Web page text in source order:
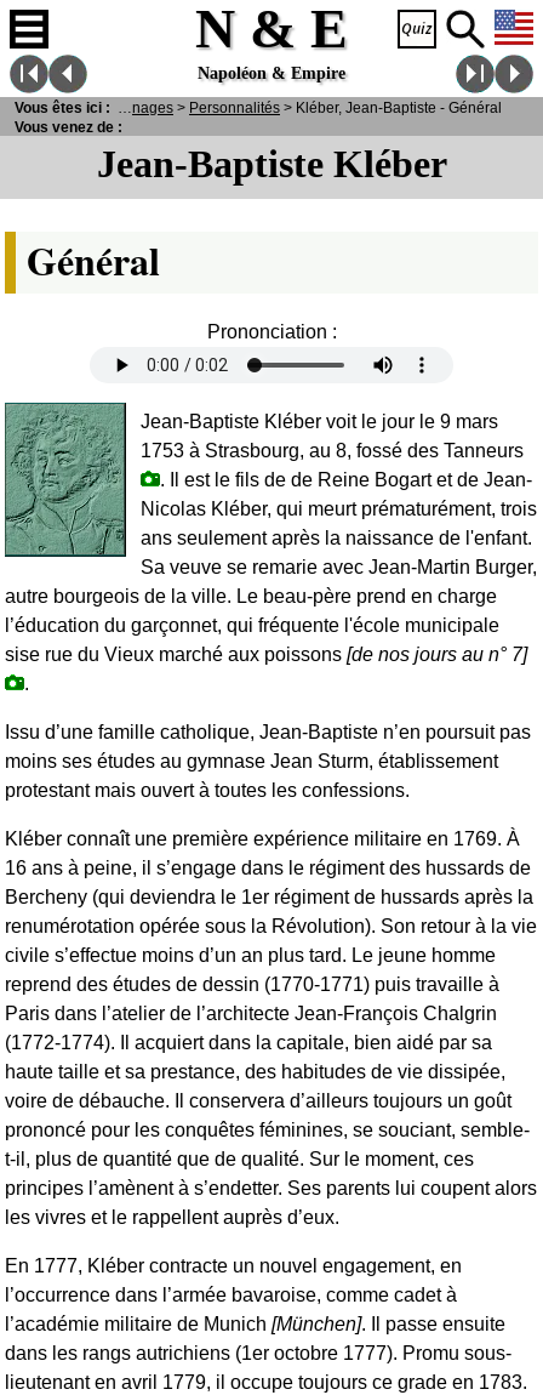
N & E
Napoléon & Empire
Jean-Baptiste Kléber
Général
Prononciation :
Jean-Baptiste Kléber voit le jour le 9 mars
1753 à Strasbourg, au 8, fossé des Tanneurs
. Il est le fils de de Reine Bogart et de Jean-
Nicolas Kléber, qui meurt prématurément, trois
ans seulement après la naissance de l'enfant.
Sa veuve se remarie avec Jean-Martin Burger,
autre bourgeois de la ville. Le beau-père prend en charge
l’éducation du garçonnet, qui fréquente l'école municipale
sise rue du Vieux marché aux poissons [de nos jours au n° 7]
.
Issu d’une famille catholique, Jean-Baptiste n’en poursuit pas
moins ses études au gymnase Jean Sturm, établissement
protestant mais ouvert à toutes les confessions.
Kléber connaît une première expérience militaire en 1769. À
16 ans à peine, il s’engage dans le régiment des hussards de
Bercheny (qui deviendra le 1er régiment de hussards après la
renumérotation opérée sous la Révolution). Son retour à la vie
civile s’effectue moins d’un an plus tard. Le jeune homme
reprend des études de dessin (1770-1771) puis travaille à
Paris dans l’atelier de l’architecte Jean-François Chalgrin
(1772-1774). Il acquiert dans la capitale, bien aidé par sa
haute taille et sa prestance, des habitudes de vie dissipée,
voire de débauche. Il conservera d’ailleurs toujours un goût
prononcé pour les conquêtes féminines, se souciant, semble-
t-il, plus de quantité que de qualité. Sur le moment, ces
principes l’amènent à s’endetter. Ses parents lui coupent alors
les vivres et le rappellent auprès d’eux.
En 1777, Kléber contracte un nouvel engagement, en
l’occurrence dans l’armée bavaroise, comme cadet à
l’académie militaire de Munich [München]. Il passe ensuite
dans les rangs autrichiens (1er octobre 1777). Promu sous-
lieutenant en avril 1779, il occupe toujours ce grade en 1783.
Vous êtes ici :
N& E> Personnages > Personnalités > Kléber, Jean-Baptiste - Général
Vous venez de :